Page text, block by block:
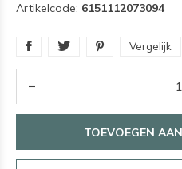
Artikelcode: 6151112073094
Vergelijk
TOEVOEGEN